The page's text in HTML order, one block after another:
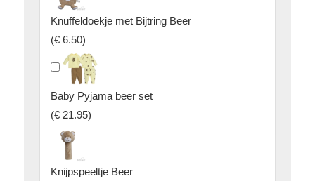
Knuffeldoekje met Bijtring Beer
(€ 6.50)
Baby Pyjama beer set
(€ 21.95)
Knijpspeeltje Beer